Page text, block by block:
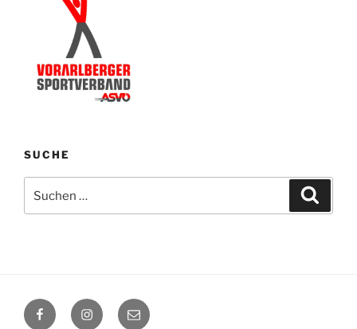
SUCHE
nach:
FacebookInstagram
E-